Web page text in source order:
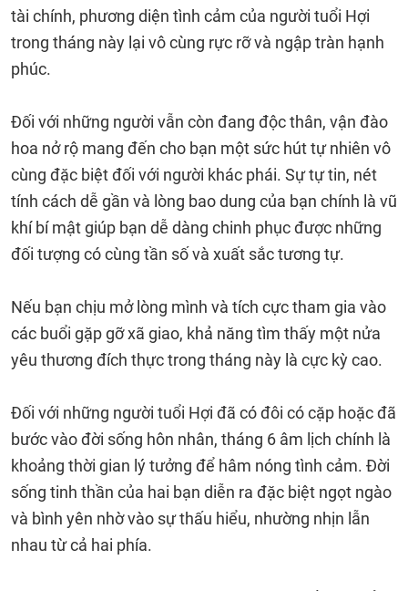
tài chính, phương diện tình cảm của người tuổi Hợi
trong tháng này lại vô cùng rực rỡ và ngập tràn hạnh
phúc.
Đối với những người vẫn còn đang độc thân, vận đào
hoa nở rộ mang đến cho bạn một sức hút tự nhiên vô
cùng đặc biệt đối với người khác phái. Sự tự tin, nét
tính cách dễ gần và lòng bao dung của bạn chính là vũ
khí bí mật giúp bạn dễ dàng chinh phục được những
đối tượng có cùng tần số và xuất sắc tương tự.
Nếu bạn chịu mở lòng mình và tích cực tham gia vào
các buổi gặp gỡ xã giao, khả năng tìm thấy một nửa
yêu thương đích thực trong tháng này là cực kỳ cao.
Đối với những người tuổi Hợi đã có đôi có cặp hoặc đã
bước vào đời sống hôn nhân, tháng 6 âm lịch chính là
khoảng thời gian lý tưởng để hâm nóng tình cảm. Đời
sống tinh thần của hai bạn diễn ra đặc biệt ngọt ngào
và bình yên nhờ vào sự thấu hiểu, nhường nhịn lẫn
nhau từ cả hai phía.